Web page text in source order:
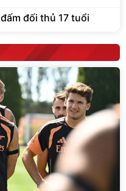
đối thủ 17 tuổi